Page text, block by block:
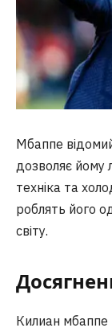
Мбаппе
дозволяє йому
техніка та
роблять його
світу.
Килиан мбаппе